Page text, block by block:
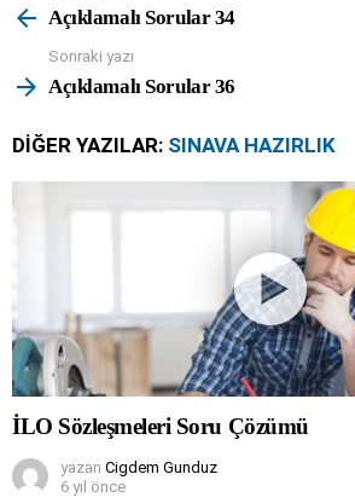
moreAçıklamalı Sorular 34
Sonraki yazı
Açıklamalı Sorular 36
DIĞER YAZILAR: SINAVA HAZIRLIK
İLO Sözleşmeleri Soru Çözümü
yazan Cigdem Gunduz
6 yıl önce